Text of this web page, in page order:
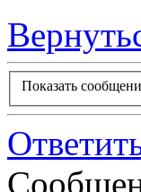
Показать